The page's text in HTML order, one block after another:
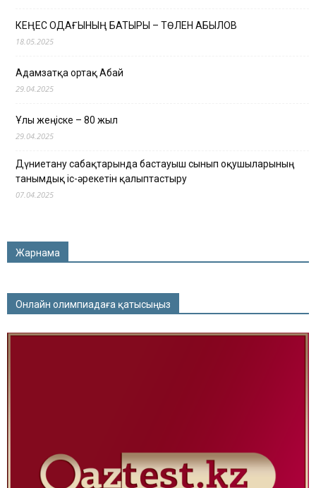
КЕҢЕС ОДАҒЫНЫҢ БАТЫРЫ – ТӨЛЕН ҚАБЫЛОВ
18.05.2025
Адамзатқа ортақ Абай
29.04.2025
Ұлы жеңіске – 80 жыл
29.04.2025
Дүниетану сабақтарында бастауыш сынып оқушыларының
танымдық іс-әрекетін қалыптастыру
07.04.2025
Жарнама
Онлайн олимпиадаға қатысыңыз